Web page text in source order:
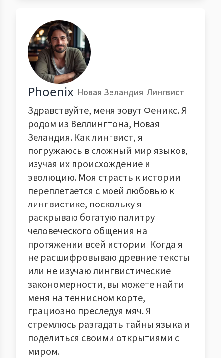
Phoenix Новая Зеландия Лингвист
Здравствуйте, меня зовут Феникс. Я
родом из Веллингтона, Новая
Зеландия. Как лингвист, я
погружаюсь в сложный мир языков,
изучая их происхождение и
эволюцию. Моя страсть к истории
переплетается с моей любовью к
лингвистике, поскольку я
раскрываю богатую палитру
человеческого общения на
протяжении всей истории. Когда я
не расшифровываю древние тексты
или не изучаю лингвистические
закономерности, вы можете найти
меня на теннисном корте,
грациозно преследуя мяч. Я
стремлюсь разгадать тайны языка и
поделиться своими открытиями с
миром.